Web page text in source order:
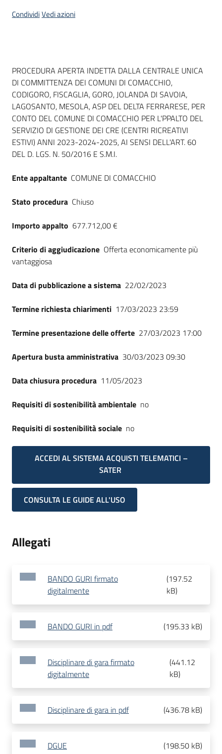
Seguici
su
CondividiVedi azioni
Dati del bando
PROCEDURA APERTA INDETTA DALLA CENTRALE UNICA
DI COMMITTENZA DEI COMUNI DI COMACCHIO,
CODIGORO, FISCAGLIA, GORO, JOLANDA DI SAVOIA,
LAGOSANTO, MESOLA, ASP DEL DELTA FERRARESE, PER
CONTO DEL COMUNE DI COMACCHIO PER L'PPALTO DEL
SERVIZIO DI GESTIONE DEI CRE (CENTRI RICREATIVI
ESTIVI) ANNI 2023-2024-2025, AI SENSI DELL'ART. 60
DEL D. LGS. N. 50/2016 E S.M.I.
Ente appaltante COMUNE DI COMACCHIO
Stato procedura Chiuso
Importo appalto 677.712,00 €
Criterio di aggiudicazione Offerta economicamente più
vantaggiosa
Data di pubblicazione a sistema 22/02/2023
Termine richiesta chiarimenti 17/03/2023 23:59
Termine presentazione delle offerte 27/03/2023 17:00
Apertura busta amministrativa 30/03/2023 09:30
Data chiusura procedura 11/05/2023
Requisiti di sostenibilità ambientale no
Requisiti di sostenibilità sociale no
ACCEDI AL SISTEMA ACQUISTI TELEMATICI –
SATER
CONSULTA LE GUIDE ALL'USO
Allegati
BANDO GURI firmato
digitalmente
(197.52
kB)
BANDO GURI in pdf (195.33 kB)
Disciplinare di gara firmato
digitalmente
(441.12
kB)
Disciplinare di gara in pdf (436.78 kB)
DGUE (198.50 kB)